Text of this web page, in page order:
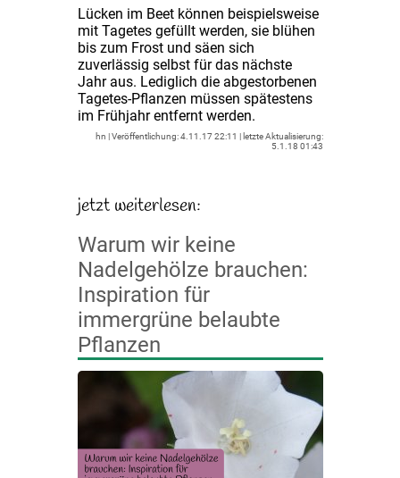
Lücken im Beet können beispielsweise
mit Tagetes gefüllt werden, sie blühen
bis zum Frost und säen sich
zuverlässig selbst für das nächste
Jahr aus. Lediglich die abgestorbenen
Tagetes-Pflanzen müssen spätestens
im Frühjahr entfernt werden.
hn
4.11.17 22:11
5.1.18 01:43
Warum wir keine
Nadelgehölze brauchen:
Inspiration für
immergrüne belaubte
Pflanzen